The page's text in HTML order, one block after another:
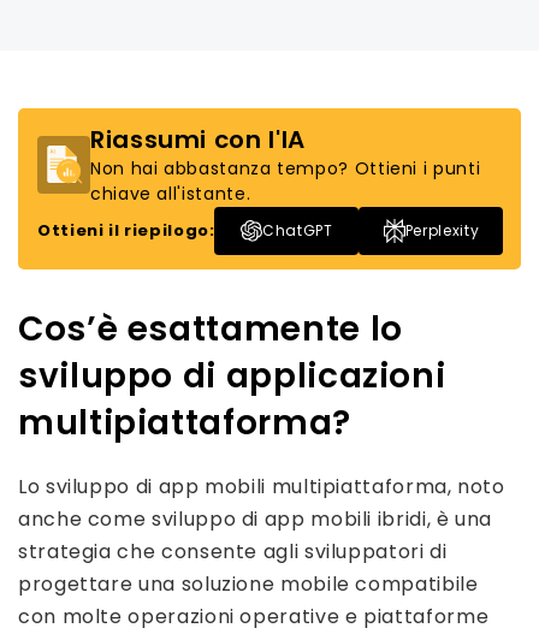
Riassumi con l'IA
Non hai abbastanza tempo? Ottieni i punti
chiave all'istante.
Ottieni il riepilogo: ChatGPT Perplexity
Cos’è esattamente lo
sviluppo di applicazioni
multipiattaforma?
Lo sviluppo di app mobili multipiattaforma, noto
anche come sviluppo di app mobili ibridi, è una
strategia che consente agli sviluppatori di
progettare una soluzione mobile compatibile
con molte operazioni operative e piattaforme